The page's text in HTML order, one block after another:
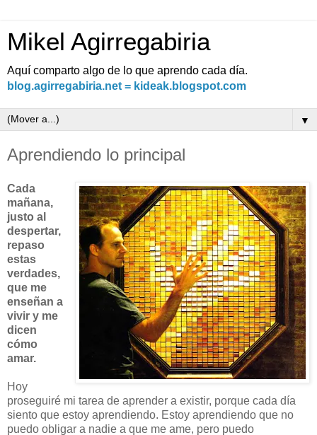
Mikel Agirregabiria
Aquí comparto algo de lo que aprendo cada día.
blog.agirregabiria.net = kideak.blogspot.com
▼
Aprendiendo lo principal
Cada
mañana,
justo al
despertar,
repaso
estas
verdades,
que me
enseñan a
vivir y me
dicen
cómo
amar.
Hoy
proseguiré mi tarea de aprender a existir, porque cada día
siento que estoy aprendiendo. Estoy aprendiendo que no
puedo obligar a nadie a que me ame, pero puedo